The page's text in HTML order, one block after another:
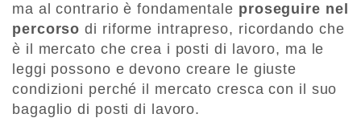
ma al contrario è fondamentale proseguire nel
percorso di riforme intrapreso, ricordando che
è il mercato che crea i posti di lavoro, ma le
leggi possono e devono creare le giuste
condizioni perché il mercato cresca con il suo
bagaglio di posti di lavoro.